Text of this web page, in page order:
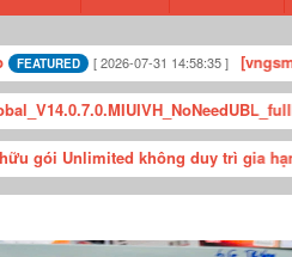
[ 2026-07-31 14:58:35 ] [vngsm.vn]
không duy trì gia hạn sau 6